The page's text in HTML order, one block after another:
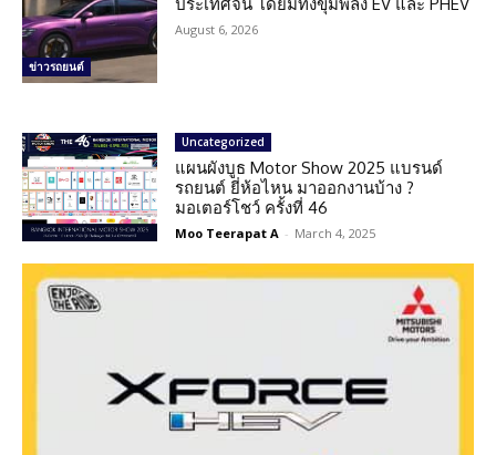
ข่าวรถยนต์
August 6, 2026
Uncategorized
แผนผังบูธ Motor Show 2025 แบรนด์
รถยนต์ ยี่ห้อไหน มาออกงานบ้าง ?
มอเตอร์โชว์ ครั้งที่ 46
Moo Teerapat A - March 4, 2025